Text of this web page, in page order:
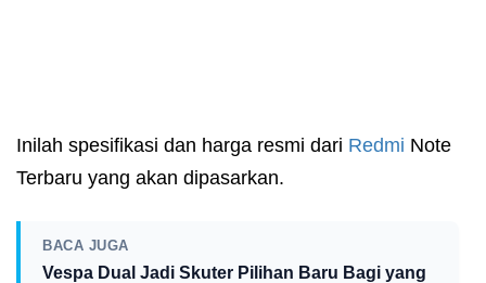
Inilah spesifikasi dan harga resmi dari Redmi Note
Terbaru yang akan dipasarkan.
BACA JUGA
Vespa Dual Jadi Skuter Pilihan Baru Bagi yang